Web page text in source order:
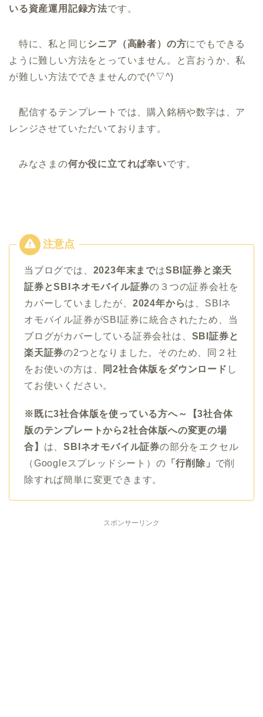
いる資産運用記録方法です。
特に、私と同じ シニア（高齢者）の方にでもできる
ように難しい方法をとっていません。と言おうか、私
が難しい方法でできませんので(^▽^)
配信するテンプレートでは、購入銘柄や数字は、ア
レンジさせていただいております。
みなさまの何か役に立てれば幸いです。
当ブログでは、 2023年末まではSBI証券と楽天
証券とSBIネオモバイル証券の３つの証券会社を
カバーしていましたが、 2024年からは、SBIネ
オモバイル証券がSBI証券に統合されたため、当
ブログがカバーしている証券会社は、 SBI証券と
楽天証券の2つとなりました。そのため、同２社
をお使いの方は、
同2社合体版をダウンロード し
てお使いください。
※既に3社合体版を使っている方へ～【3社合体
版のテンプレートから2社合体版への変更の場
合】 は、SBIネオモバイル証券の部分をエクセル
（Googleスプレッドシート）の 「行削除」 で削
除すれば簡単に変更できます。
スポンサーリンク